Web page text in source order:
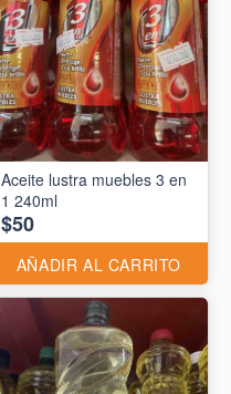
Aceite lustra muebles 3 en
1 240ml
$50
AÑADIR AL CARRITO